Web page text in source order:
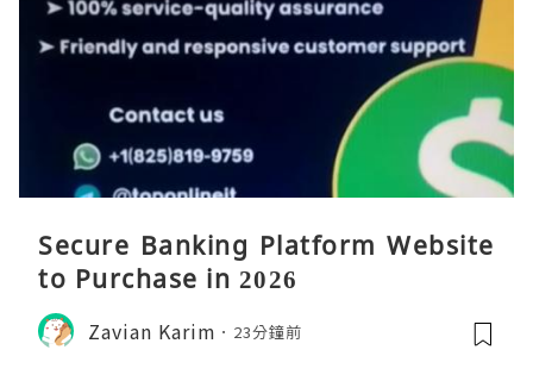
Secure Banking Platform Website
to Purchase in 2026
Zavian Karim 23分鐘前